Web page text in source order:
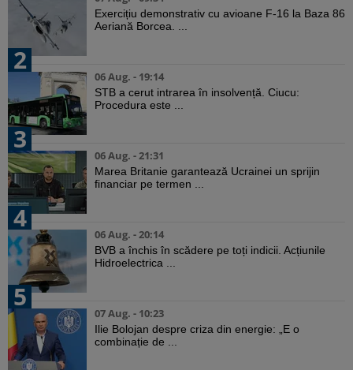
Exercițiu demonstrativ cu avioane F-16 la Baza 86
Aeriană Borcea. ...
2
06 Aug. - 19:14
STB a cerut intrarea în insolvență. Ciucu:
Procedura este ...
3
06 Aug. - 21:31
Marea Britanie garantează Ucrainei un sprijin
financiar pe termen ...
4
06 Aug. - 20:14
BVB a închis în scădere pe toți indicii. Acțiunile
Hidroelectrica ...
5
07 Aug. - 10:23
Ilie Bolojan despre criza din energie: „E o
combinație de ...